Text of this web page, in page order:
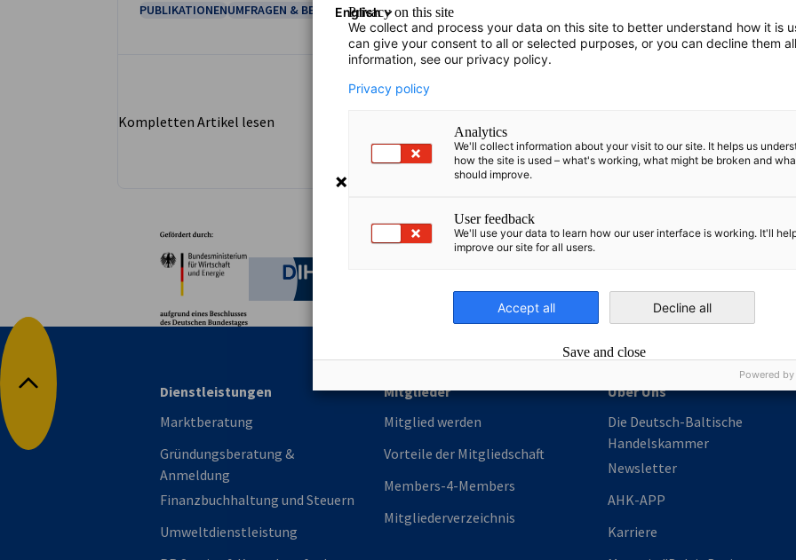
PUBLIKATIONENUMFRAGEN & BERICHTE
Kompletten Artikel lesen
Bundesministerium für Wirtschaft und Energie
Nach oben
Dienstleistungen
Marktberatung
Gründungsberatung &
Anmeldung
Finanzbuchhaltung und Steuern
Umweltdienstleistung
Mitglieder
Mitglied werden
Vorteile der Mitgliedschaft
Members-4-Members
Mitgliederverzeichnis
Über Uns
Die Deutsch-Baltische
Handelskammer
Newsletter
AHK-APP
Karriere
English
Privacy on this site
We collect and process your data on this site to better understand how it is
can give your consent to all or selected purposes, or you can decline them
information, see our privacy policy.
Privacy policy
Analytics
We'll collect information about your visit to our site. It helps us
how the site is used – what's working, what might be broken and
should improve.
User feedback
We'll use your data to learn how our user interface is working. It'll
improve our site for all users.
Accept all Decline all
Save and close
Powered by